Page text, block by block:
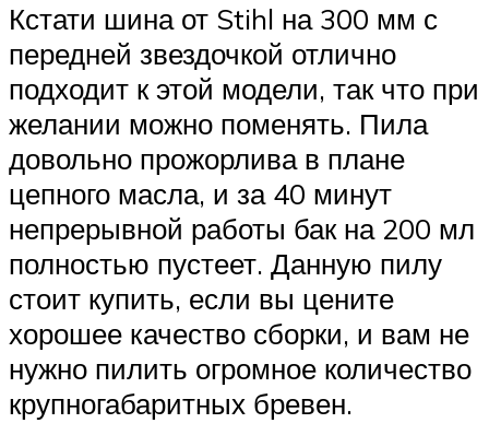
Кстати шина от Stihl на 300 мм с
передней звездочкой отлично
подходит к этой модели, так что при
желании можно поменять. Пила
довольно прожорлива в плане
цепного масла, и за 40 минут
непрерывной работы бак на 200 мл
полностью пустеет. Данную пилу
стоит купить, если вы цените
хорошее качество сборки, и вам не
нужно пилить огромное количество
крупногабаритных бревен.